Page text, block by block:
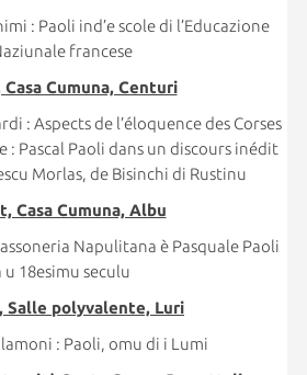
: Paoli ind’e scole di l’Educazione
francese
Cumuna, Centuri
: Aspects de l’éloquence des Corses
: Pascal Paoli dans un discours inédit
Morlas, de Bisinchi di Rustinu
Casa Cumuna, Albu
Napulitana è Pasquale Paoli
u 18esimu seculu
Salle polyvalente, Luri
: Paoli, omu di i Lumi